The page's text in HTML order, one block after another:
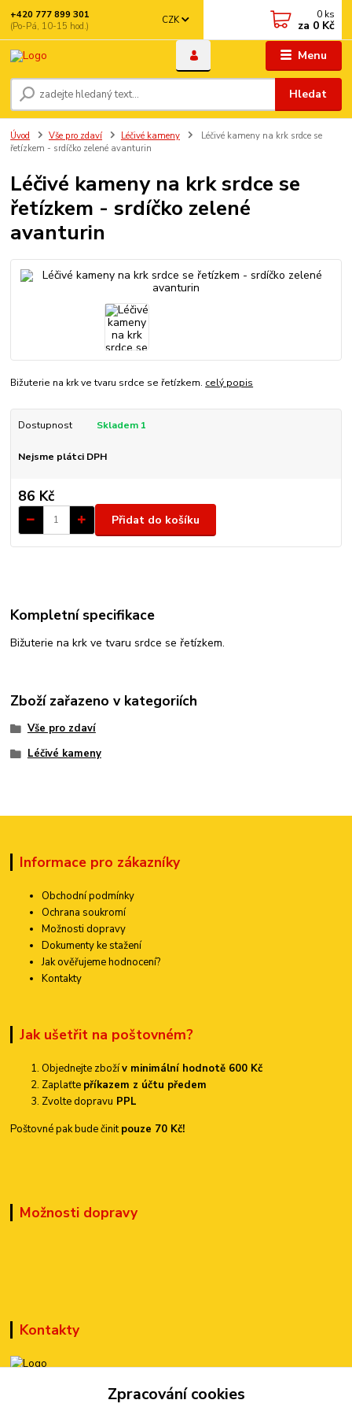
Menu
CZK
Hledat
+420 777 899 301
(Po-Pá, 10-15 hod.)
0 ks
za 0 Kč
Úvod Vše pro zdaví Léčivé kameny
Léčivé kameny na krk srdce se
řetízkem - srdíčko zelené avanturin
Léčivé kameny na krk srdce se
řetízkem - srdíčko zelené
avanturin
Bižuterie na krk ve tvaru srdce se řetízkem. celý popis
Dostupnost Skladem 1
Nejsme plátci DPH
86 Kč
Přidat do košíku
Kompletní specifikace
Bižuterie na krk ve tvaru srdce se řetízkem.
Zboží zařazeno v kategoriích
Vše pro zdaví
Léčivé kameny
Informace pro zákazníky
Obchodní podmínky
Ochrana soukromí
Možnosti dopravy
Dokumenty ke stažení
Jak ověřujeme hodnocení?
Kontakty
Jak ušetřit na poštovném?
Objednejte zbožív minimální hodnotě 600 Kč
Zaplaťte příkazem z účtu předem
Zvolte dopravu PPL
Poštovné pak bude činitpouze 70 Kč!
Možnosti dopravy
Kontakty
+420 777 899 301Zpracování cookies